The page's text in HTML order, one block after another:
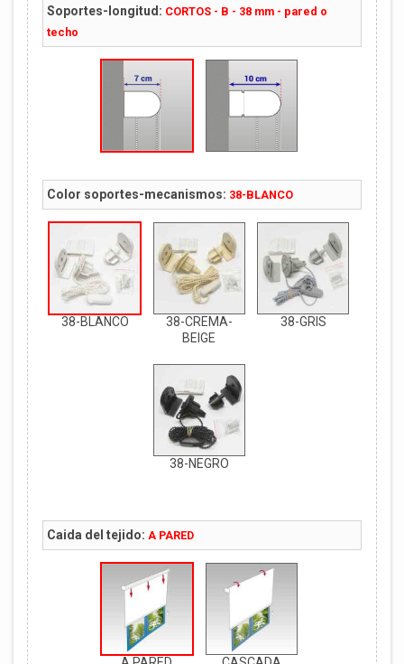
Soportes-longitud: CORTOS - B - 38 mm - pared o
techo
Color soportes-mecanismos: 38-BLANCO
38-BLANCO
38-CREMA-
BEIGE
38-GRIS
38-NEGRO
Caida del tejido: A PARED